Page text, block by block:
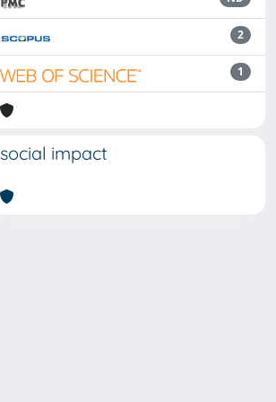
2
1
social impact